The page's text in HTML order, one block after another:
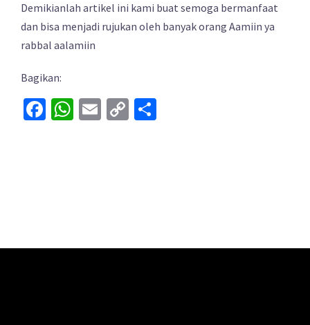
Demikianlah artikel ini kami buat semoga bermanfaat
dan bisa menjadi rujukan oleh banyak orang Aamiin ya
rabbal aalamiin
Bagikan:
Facebook
WhatsApp
Email
Copy